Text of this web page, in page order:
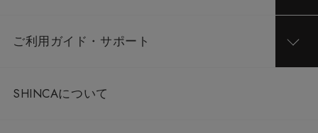
ご利用ガイド・サポート
SHINCAについて